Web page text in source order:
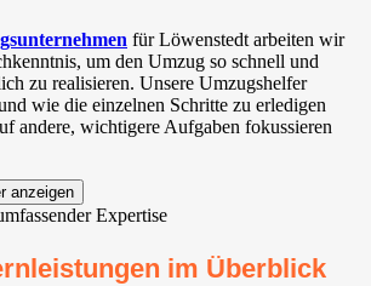
für Löwenstedt arbeiten wir
um den Umzug so schnell und
zu realisieren. Unsere Umzugshelfer
wie die einzelnen Schritte zu erledigen
andere, wichtigere Aufgaben fokussieren
anzeigen
im Überblick